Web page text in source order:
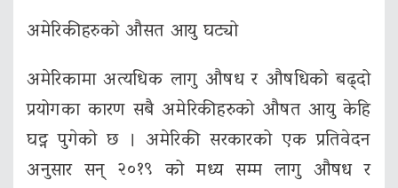
अमेरिकीहरुको औसत आयु घट्यो
अमेरिकामा अत्यधिक लागु औषध र औषधिको बढ्दो
प्रयोगका कारण सबै अमेरिकीहरुको औषत आयु केहि
घट्न पुगेको छ । अमेरिकी सरकारको एक प्रतिवेदन
अनुसार सन् २०१९ को मध्य सम्म लागु औषध र